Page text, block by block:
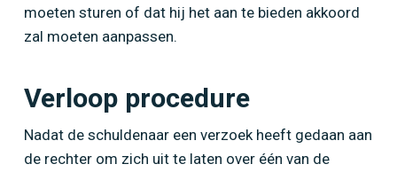
moeten sturen of dat hij het aan te bieden akkoord
zal moeten aanpassen.
Verloop procedure
Nadat de schuldenaar een verzoek heeft gedaan aan
de rechter om zich uit te laten over één van de